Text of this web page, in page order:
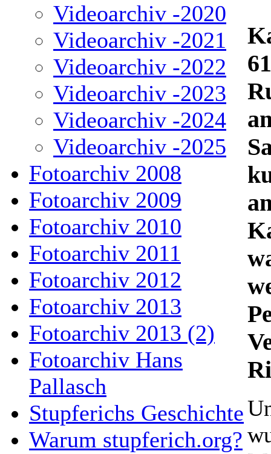
Videoarchiv -2020
Videoarchiv -2021
Videoarchiv -2022
Videoarchiv -2023
Videoarchiv -2024
Videoarchiv -2025
Fotoarchiv 2008
Fotoarchiv 2009
Fotoarchiv 2010
Fotoarchiv 2011
Fotoarchiv 2012
Fotoarchiv 2013
Fotoarchiv 2013 (2)
Fotoarchiv Hans
Pallasch
Stupferichs Geschichte
Warum stupferich.org?